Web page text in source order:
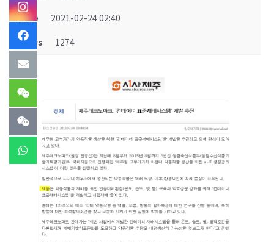
Date
2021-02-24 02:40
Views
1274